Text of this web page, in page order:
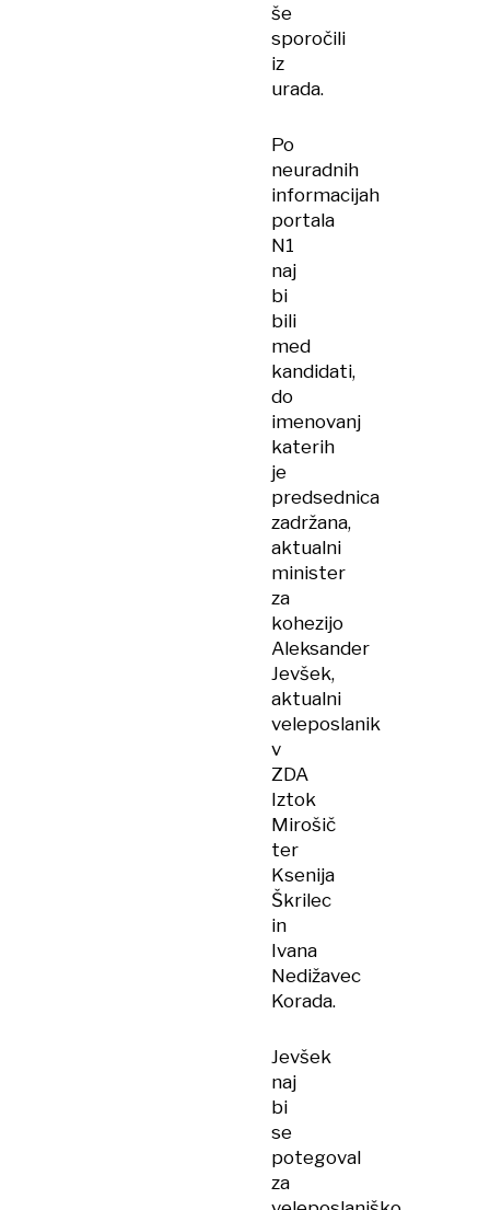
še
sporočili
iz
urada.
Po
neuradnih
informacijah
portala
N1
naj
bi
bili
med
kandidati,
do
imenovanj
katerih
je
predsednica
zadržana,
aktualni
minister
za
kohezijo
Aleksander
Jevšek,
aktualni
veleposlanik
v
ZDA
Iztok
Mirošič
ter
Ksenija
Škrilec
in
Ivana
Nedižavec
Korada.
Jevšek
naj
bi
se
potegoval
za